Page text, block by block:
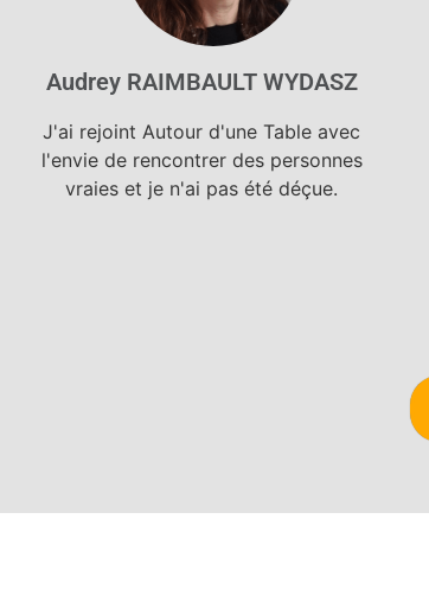
Audrey RAIMBAULT WYDASZ
J'ai rejoint Autour d'une Table avec
l'envie de rencontrer des personnes
vraies et je n'ai pas été déçue.